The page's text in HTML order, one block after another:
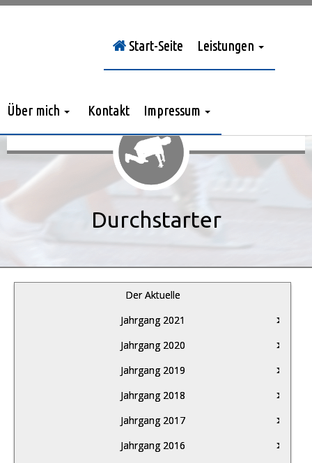
Start-Seite Leistungen
Über mich Kontakt Impressum
Durchstarter
Der Aktuelle
Jahrgang 2021
Jahrgang 2020
Jahrgang 2019
Jahrgang 2018
Jahrgang 2017
Jahrgang 2016